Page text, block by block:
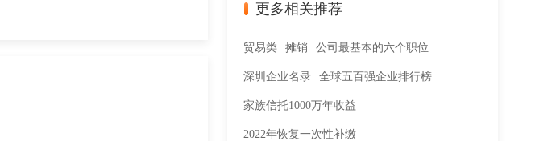
更多相关推荐
贸易类 摊销 公司最基本的六个职位
深圳企业名录 全球五百强企业排行榜
家族信托1000万年收益
2022年恢复一次性补缴